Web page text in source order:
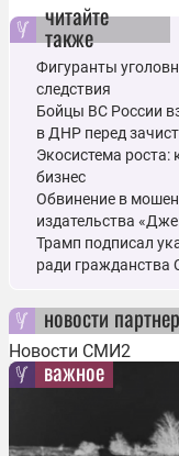
читайте
также
Фигуранты
следствия
Бойцы ВС России
в ДНР перед
Экосистема роста:
бизнес
Обвинение в
издательства
Трамп подписал
ради
новости
Новости СМИ2
важное